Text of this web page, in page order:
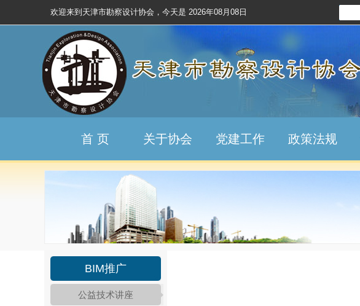
欢迎来到天津市勘察设计协会，今天是 2026年08月08日
首 页 关于协会 党建工作 政策法规
BIM推广
公益技术讲座